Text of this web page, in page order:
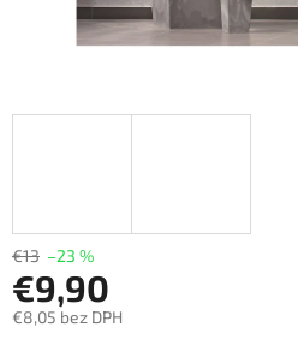
€13 –23 %
€9,90
€8,05 bez DPH